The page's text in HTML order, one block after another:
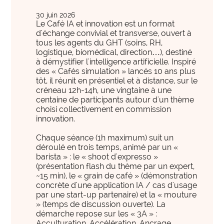
Gouvernance du SI
Panorama des solutions SI
Projets innovants
Télémédecine
Usage de l’IA
PARCOURS ET ACCOMPAGNEMENT MÉDICO-SOCIAL
Domicile et habitat intermédiaire
Performance des ESMS
Qualité d'accompagnement
Transformation de l’offre
International et Prospective
Les clés pour anticiper les transformations de
demain.
Votre cockpit data
Votre Cockpit Data est le premier outil qui permet
d'accéder en un clin d'œil à 100 indicateurs de
pilotage stratégique alimentés automatiquement par
les données structurées et actualisées de votre
établissement.
Autodiagnostics
Des outils pour vous aider à évaluer la maturité de
vos projets et vous fournir des repères par rapport à
30 juin 2026
Le Café IA et innovation est un format
d'échange convivial et transverse, ouvert à
tous les agents du GHT (soins, RH,
logistique, biomédical, direction…), destiné
à démystifier l'intelligence artificielle. Inspiré
des « Cafés simulation » lancés 10 ans plus
tôt, il réunit en présentiel et à distance, sur le
créneau 12h-14h, une vingtaine à une
centaine de participants autour d'un thème
choisi collectivement en commission
innovation.
Chaque séance (1h maximum) suit un
déroulé en trois temps, animé par un «
barista » : le « shoot d'expresso »
(présentation flash du thème par un expert,
~15 min), le « grain de café » (démonstration
concrète d'une application IA / cas d'usage
par une start-up partenaire) et la « mouture
» (temps de discussion ouverte). La
démarche repose sur les « 3A » :